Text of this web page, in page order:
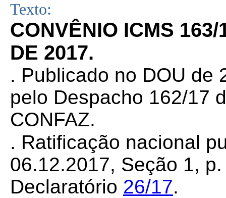
Texto:
CONVÊNIO ICMS
DE 2017.
. Publicado no DOU de
pelo Despacho 162/17
CONFAZ.
. Ratificação nacional
06.12.2017, Seção 1,
Declaratório 26/17.